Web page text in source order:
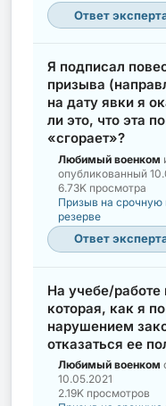
Ответ
Я подписал
призыва
на дату явки я
ли это, что эта
«сгорает»?
Любимый военком
опубликованный
6.73K просмотра
Призыв на
резерве
Ответ
На учебе/работе
которая, как я
нарушением
отказаться ее
Любимый военком
10.05.2021
2.19K просмотров